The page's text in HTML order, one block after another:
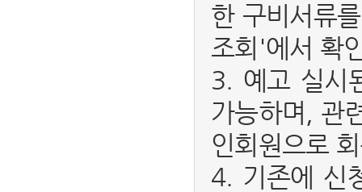
한 구비서류
조회'에서 확
3. 예고 실시
가능하며, 관
인회원으로
4. 기존에 신